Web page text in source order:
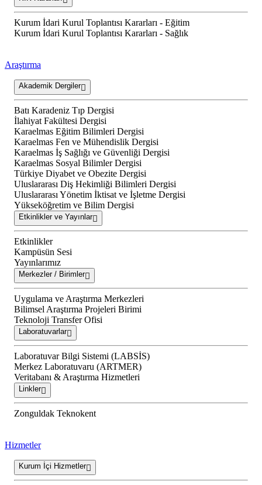
Kurum İdari Kurul Toplantısı Kararları - Eğitim
Kurum İdari Kurul Toplantısı Kararları - Sağlık
Araştırma
Akademik Dergiler
Batı Karadeniz Tıp Dergisi
İlahiyat Fakültesi Dergisi
Karaelmas Eğitim Bilimleri Dergisi
Karaelmas Fen ve Mühendislik Dergisi
Karaelmas İş Sağlığı ve Güvenliği Dergisi
Karaelmas Sosyal Bilimler Dergisi
Türkiye Diyabet ve Obezite Dergisi
Uluslararası Diş Hekimliği Bilimleri Dergisi
Uluslararası Yönetim İktisat ve İşletme Dergisi
Yükseköğretim ve Bilim Dergisi
Etkinlikler ve Yayınlar
Etkinlikler
Kampüsün Sesi
Yayınlarımız
Merkezler / Birimler
Uygulama ve Araştırma Merkezleri
Bilimsel Araştırma Projeleri Birimi
Teknoloji Transfer Ofisi
Laboratuvarlar
Laboratuvar Bilgi Sistemi (LABSİS)
Merkez Laboratuvaru (ARTMER)
Veritabanı & Araştırma Hizmetleri
Linkler
Zonguldak Teknokent
Hizmetler
Kurum İçi Hizmetler